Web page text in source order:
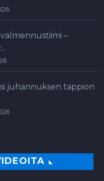
–
juhannuksen tappion